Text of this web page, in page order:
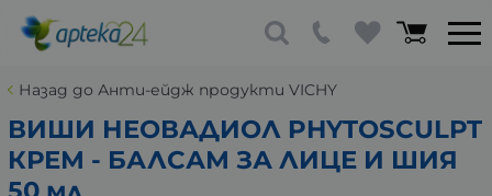
Назад до Анти-ейдж продукти VICHY
ВИШИ НЕОВАДИОЛ PHYTOSCULPT
КРЕМ - БАЛСАМ ЗА ЛИЦЕ И ШИЯ